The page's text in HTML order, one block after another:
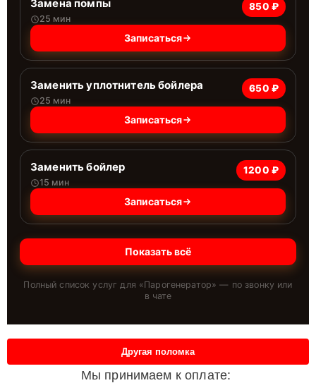
Замена помпы
25 мин
850 ₽
Записаться
Заменить уплотнитель бойлера
25 мин
650 ₽
Записаться
Заменить бойлер
15 мин
1200 ₽
Записаться
Показать всё
Полный список услуг для «Парогенератор» — по звонку или
в чате
Мы принимаем к оплате:
Другая поломка